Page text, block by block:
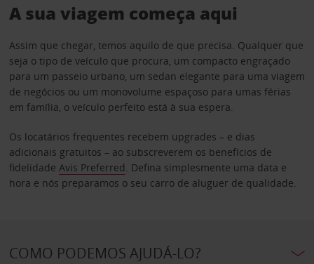
A sua viagem começa aqui
Assim que chegar, temos aquilo de que precisa. Qualquer que
seja o tipo de veículo que procura, um compacto engraçado
para um passeio urbano, um sedan elegante para uma viagem
de negócios ou um monovolume espaçoso para umas férias
em família, o veículo perfeito está à sua espera.
Os locatários frequentes recebem upgrades – e dias
adicionais gratuitos – ao subscreverem os benefícios de
fidelidade Avis Preferred. Defina simplesmente uma data e
hora e nós preparamos o seu carro de aluguer de qualidade.
COMO PODEMOS AJUDÁ-LO?